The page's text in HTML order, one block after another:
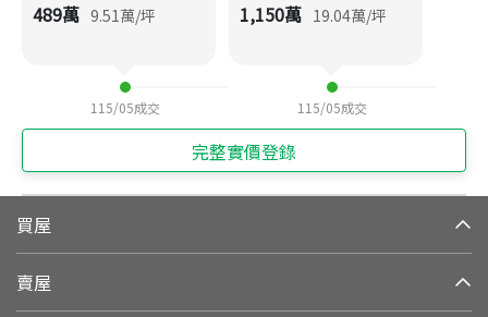
489萬 9.51萬/坪
115/05成交
1,150萬 19.04萬/坪
115/05成交
完整實價登錄
買屋
賣屋